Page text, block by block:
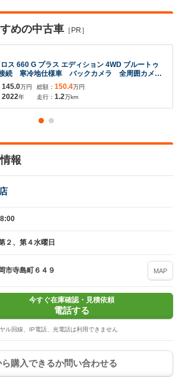
めの中古車 ［PR］
ス 660 G プラス エディション 4WD ブルートゥ
続 寒冷地仕様車 バックカメラ 全周囲カメ
ートヒーター ナビ 衝突被害軽減ブレーキ 認
車保障付き
145.0万円
2022年
総額： 150.4万円
走行： 1.2万km
報
２、第４水曜日
市寺島町６４９ MAP
今すぐ在庫確認・見積依頼
電話する
ル回線、IP電話、光電話は利用できません
購入できるか問い合わせる
合わせをする際に自動入力されます
れた情報は90日で破棄されます